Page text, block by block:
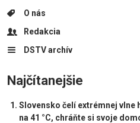
O nás
Redakcia
DSTV archív
Najčítanejšie
Slovensko čelí extrémnej vlne
na 41 °C, chráňte si svoje